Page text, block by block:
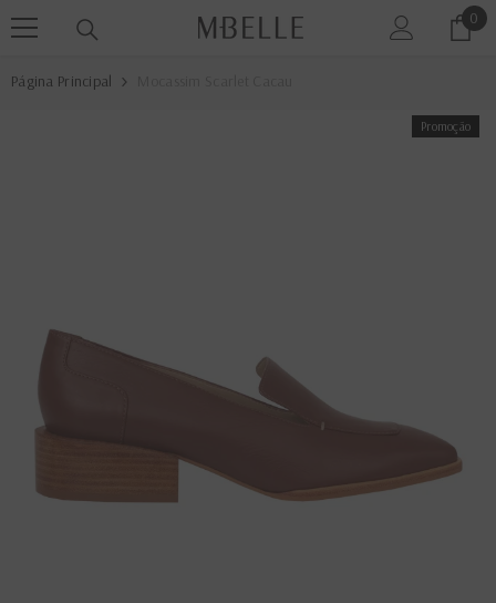
PULAR PARA O CONTEÚDO 0 0
Página Principal
Promoção